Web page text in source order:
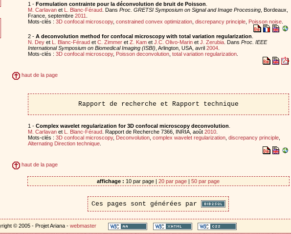
1 - Formulation contrainte pour la déconvolution de bruit de Poisson
M. Carlavanet L. Blanc-Féraud. Dans Proc. GRETSI Symposium on Signal and Image Processing, Bordeaux,
France, septembre 2011
Mots-clés : 3D confocal microscopy, constrained convex optimization, discrepancy principle, Poisson noise.
2 - A deconvolution method for confocal microscopy with total variation regularization
N. Deyet L. Blanc-Féraudet C. Zimmeret Z. Kamet J.C. Olivo-Marinet J. Zerubia. Dans Proc. IEEE
International Symposium on Biomedical Imaging (ISBI) , Arlington, USA, avril 2004.
Mots-clés : 3D confocal microscopy, Poisson deconvolution, total variation regularization.
haut de la page
Rapport de recherche et Rapport technique
1 - Complex wavelet regularization for 3D confocal microscopy deconvolution
M. Carlavanet L. Blanc-Féraud. Rapport de Recherche 7366, INRIA, août 2010.
Mots-clés : 3D confocal microscopy, Deconvolution, complex wavelet regularization, discrepancy principle,
Alternating Direction technique.
haut de la page
affichage : 10 par page | 20 par page | 50 par page
Ces pages sont générées par
© 2005 - Projet Ariana -webmaster